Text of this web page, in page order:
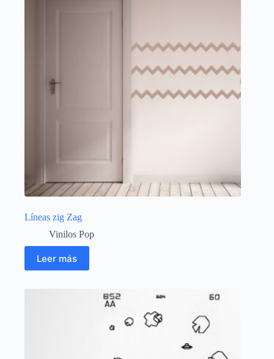
Líneas zig Zag
Vinilos Pop
Leer más